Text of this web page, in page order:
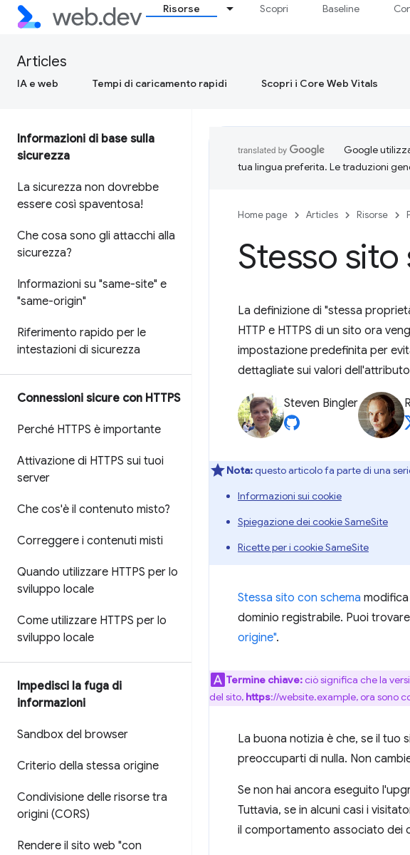
Risorse Scopri Baseline
Articles
IA e web Tempi di caricamento rapidi Scopri i Core Web Vitals
Informazioni di base sulla
sicurezza
La sicurezza non dovrebbe
essere così spaventosa!
Che cosa sono gli attacchi alla
sicurezza?
Informazioni su "same-site" e
"same-origin"
Riferimento rapido per le
intestazioni di sicurezza
Connessioni sicure con HTTPS
Perché HTTPS è importante
Attivazione di HTTPS sui tuoi
server
Che cos'è il contenuto misto?
Correggere i contenuti misti
Quando utilizzare HTTPS per lo
sviluppo locale
Come utilizzare HTTPS per lo
sviluppo locale
Impedisci la fuga di
informazioni
Sandbox del browser
Criterio della stessa origine
Condivisione delle risorse tra
origini (CORS)
Rendere il sito web "con
Google
tua lingua preferita. Le traduzioni
Home page Articles Risorse
Stesso
La definizione di "stessa
HTTP e HTTPS di un sito ora
impostazione predefinita per
dettagliate sui valori
Steven Bingler
Nota:questo articolo fa parte di una
Informazioni sui cookie
Spiegazione dei cookie SameSite
Ricette per i cookie SameSite
Stessa sito con schema
dominio registrabile. Puoi
origine".
Termine chiave:ciò significa che la
del sito, https://website.example, ora sono
La buona notizia è che, se il tuo
preoccuparti di nulla. Non
Se non hai ancora eseguito
Tuttavia, se in alcuni casi i
il comportamento associato dei